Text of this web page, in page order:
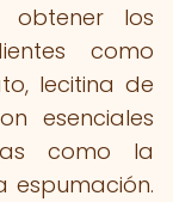
obtener los
como
lecitina de
esenciales
como la
espumación.